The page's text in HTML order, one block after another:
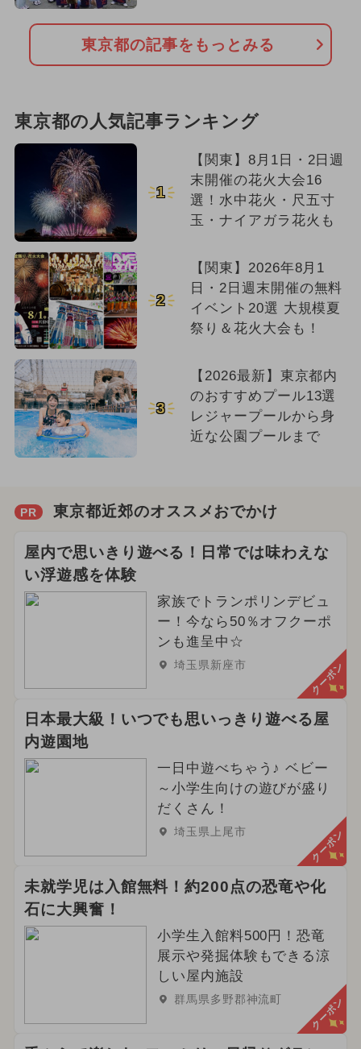
東京都の記事をもっとみる
東京都の人気記事ランキング
1
【関東】8月1日・2日週
末開催の花火大会16
選！水中花火・尺五寸
玉・ナイアガラ花火も
2
【関東】2026年8月1
日・2日週末開催の無料
イベント20選 大規模夏
祭り＆花火大会も！
3
【2026最新】東京都内
のおすすめプール13選
レジャープールから身
近な公園プールまで
PR 東京都近郊のオススメおでかけ
屋内で思いきり遊べる！日常では味わえな
い浮遊感を体験
家族でトランポリンデビュ
ー！今なら50％オフクーポ
ンも進呈中☆
埼玉県新座市 クーポン
日本最大級！いつでも思いっきり遊べる屋
内遊園地
一日中遊べちゃう♪ ベビー
～小学生向けの遊びが盛り
だくさん！
埼玉県上尾市 クーポン
未就学児は入館無料！約200点の恐竜や化
石に大興奮！
小学生入館料500円！恐竜
展示や発掘体験もできる涼
しい屋内施設
群馬県多野郡神流町 クーポン